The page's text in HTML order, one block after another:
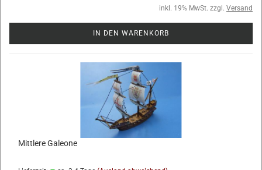
inkl. 19% MwSt. zzgl. Versand
IN DEN WARENKORB
Mittlere Galeone